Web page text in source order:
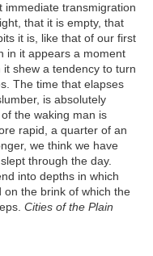
immediate transmigration
that it is empty, that
it is, like that of our first
in it appears a moment
shew a tendency to turn
The time that elapses
is absolutely
the waking man is
rapid, a quarter of an
we think we have
through the day.
into depths in which
the brink of which the
Cities of the Plain